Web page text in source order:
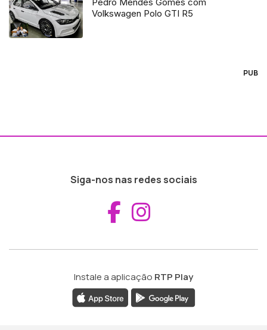
Volkswagen Polo GTI R5
PUB
Siga-nos nas redes sociais
Aceder ao
Instale a aplicação RTP Play